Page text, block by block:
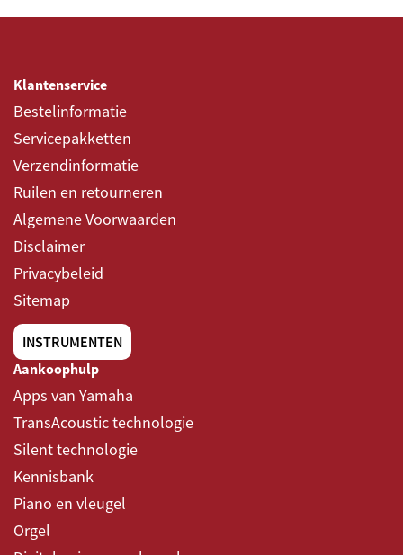
Klantenservice
Bestelinformatie
Servicepakketten
Verzendinformatie
Ruilen en retourneren
Algemene Voorwaarden
Disclaimer
Privacybeleid
Sitemap
INSTRUMENTEN
Aankoophulp
Apps van Yamaha
TransAcoustic technologie
Silent technologie
Kennisbank
Piano en vleugel
Orgel